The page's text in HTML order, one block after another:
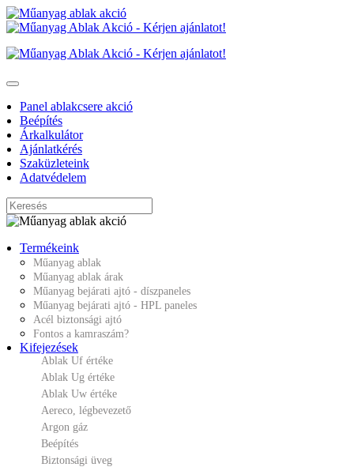
Panel ablakcsere akció
Beépítés
Árkalkulátor
Ajánlatkérés
Szaküzleteink
Adatvédelem
Termékeink
Műanyag ablak
Műanyag ablak árak
Műanyag bejárati ajtó - díszpaneles
Műanyag bejárati ajtó - HPL paneles
Acél biztonsági ajtó
Fontos a kamraszám?
Kifejezések
Ablak Uf értéke
Ablak Ug értéke
Ablak Uw értéke
Aereco, légbevezető
Argon gáz
Beépítés
Biztonsági üveg